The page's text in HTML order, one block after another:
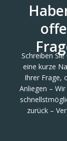
Schreiben
eine kurze
Ihrer Frage,
Anliegen –
zurück –